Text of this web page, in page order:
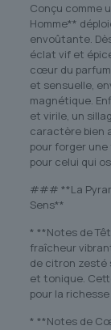
Conçu comme
Homme**
envoûtante.
éclat vif et
cœur du
et sensuelle,
magnétique.
et virile, un
caractère bien
pour forger
pour celui qui
### **La
Sens**
* **Notes de
fraîcheur
de citron zesté
et tonique.
pour la richesse
* **Notes de